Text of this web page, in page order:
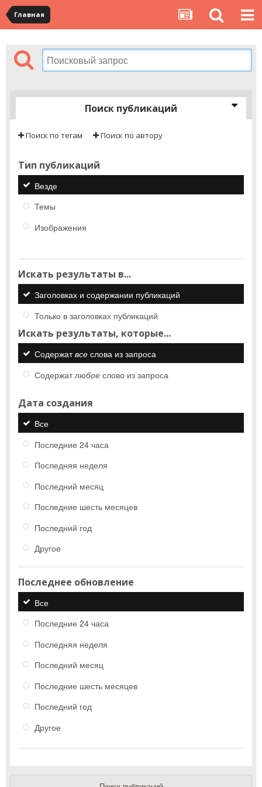
Главная
Поиск публикаций
Поиск по тегам Поиск по автору
Тип публикаций
Везде
Темы
Изображения
Искать результаты в...
Заголовках и содержании публикаций
Только в заголовках публикаций
Искать результаты, которые...
Содержатвсе слова из запроса
Содержатлюбое слово из запроса
Дата создания
Все
Последние 24 часа
Последняя неделя
Последний месяц
Последние шесть месяцев
Последний год
Другое
Последнее обновление
Все
Последние 24 часа
Последняя неделя
Последний месяц
Последние шесть месяцев
Последний год
Другое